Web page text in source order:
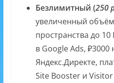
Безлимитный (250
увеличенный
пространства до
в Google Ads, ₽3000
Яндекс.Директе,
Site Booster и